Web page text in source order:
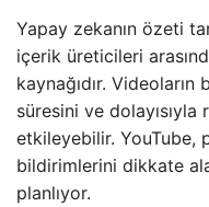
Yapay zekanın özeti
içerik üreticileri
kaynağıdır.
süresini ve
etkileyebilir. YouTube,
bildirimlerini dikkate
planlıyor.